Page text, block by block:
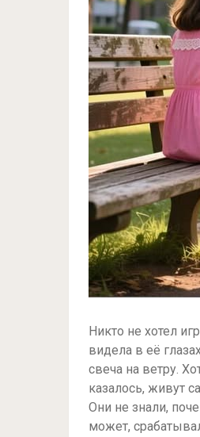
Никто не хотел
видела в её
свеча на ветру.
казалось, живут
Они не знали,
может,